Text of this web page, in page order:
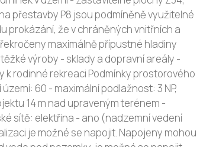
přestavby P8 jsou podmíněně využitelné
prokázání, že v chráněných vnitřních a
maximálně přípustné hladiny
výroby - sklady a dopravní areály -
k rodinné rekreaci Podmínky prostorového
60 - maximální podlažnost: 3 NP,
14 m nad upraveným terénem -
sítě: elektřina - ano (nadzemní vedení
je možné se napojit. Napojeny mohou